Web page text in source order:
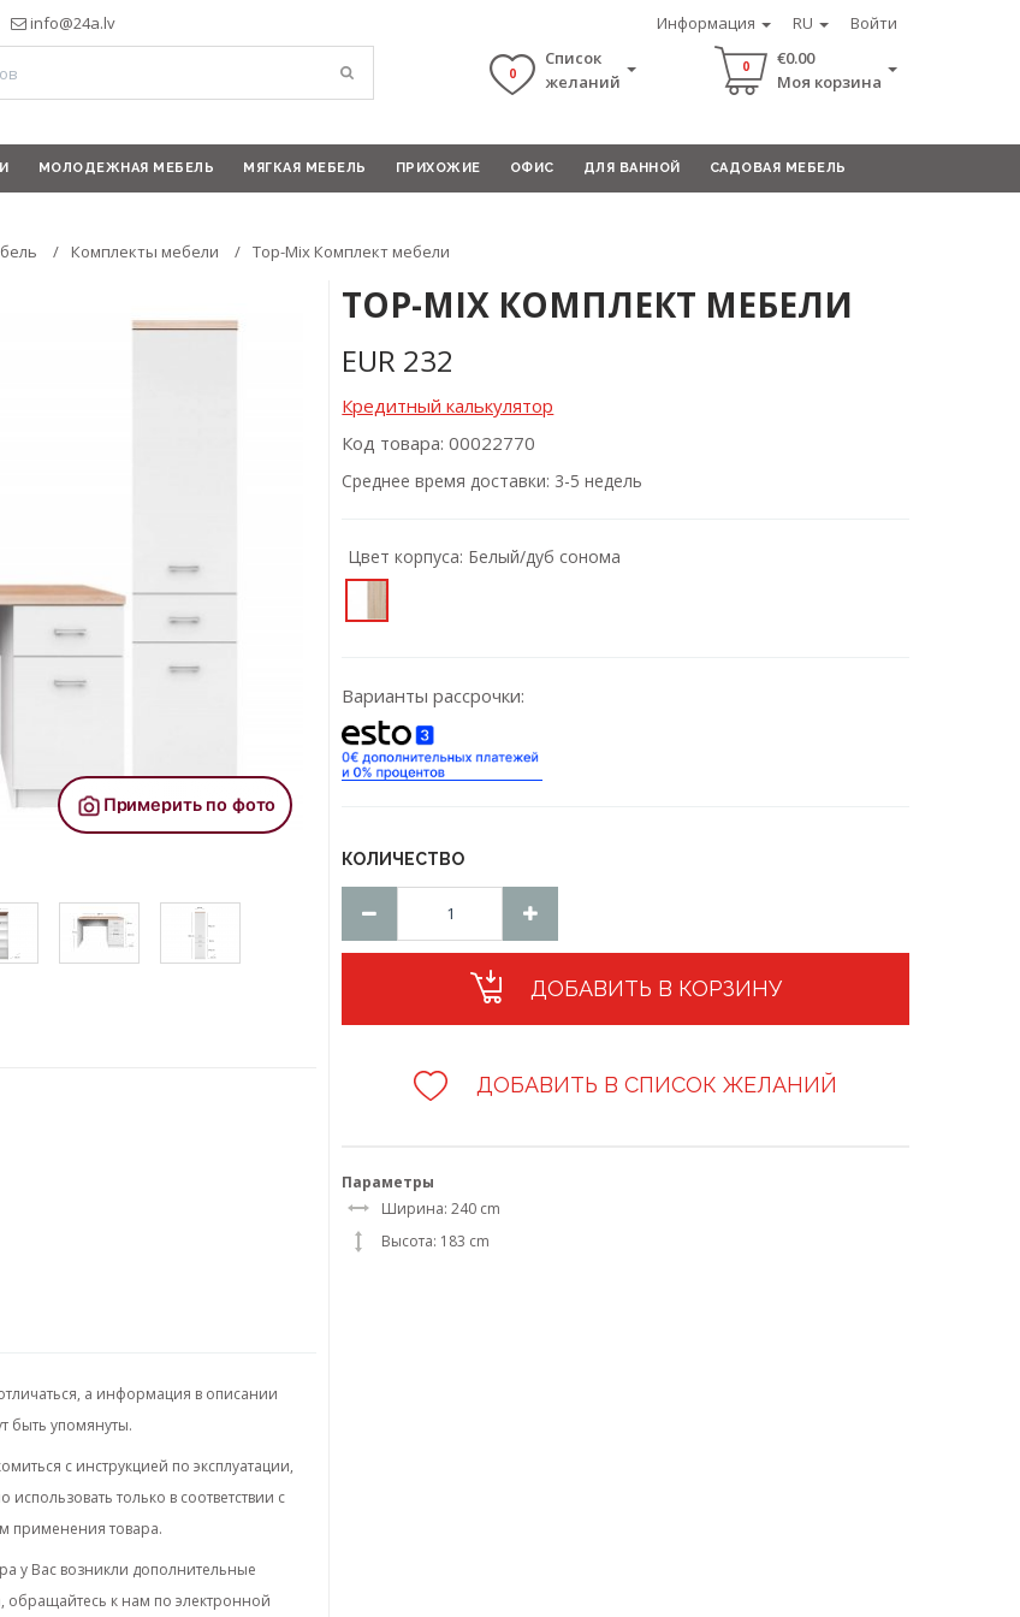
Информация RU Войти
info@24a.lv
0
Список
желаний
0
€0.00
Моя корзина
МОЛОДЕЖНАЯ МЕБЕЛЬ МЯГКАЯ МЕБЕЛЬ ПРИХОЖИЕ ОФИС ДЛЯ ВАННОЙ САДОВАЯ МЕБЕЛЬ
Комплекты мебели Top-Mix Комплект мебели
а информация в описании
быть упомянуты.
с инструкцией по эксплуатации,
только в соответствии с
применения товара.
у Вас возникли дополнительные
обращайтесь к нам по электронной
TOP-MIX КОМПЛЕКТ МЕБЕЛИ
EUR 232
Кредитный калькулятор
Код товара: 00022770
Cреднее время доставки: 3-5 недель
Цвет корпусa: Белый/дуб сонома
Варианты рассрочки:
КОЛИЧЕСТВО
ДОБАВИТЬ В КОРЗИНУ
ДОБАВИТЬ В СПИСОК ЖЕЛАНИЙ
Параметры
Ширина: 240 cm
Высота: 183 cm